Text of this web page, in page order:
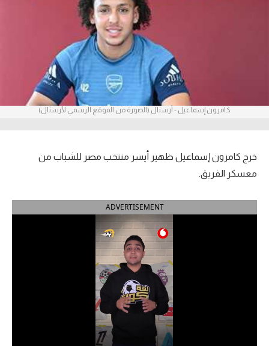
الدوري المصري
الدوري الإسباني
الدوري الإيطالي
الدوري السعودي للمحترفين
دوري أبطال إفريقيا
كامرون إسماعيل - أرسنال (الصورة من الموقع الرسمي لأرسنال)
خرج كامرون إسماعيل ظهير أيسر منتخب مصر للشباب من
معسكر الفريق.
ADVERTISEMENT